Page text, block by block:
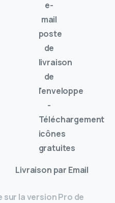
Livraison par Email
sur la version Pro de